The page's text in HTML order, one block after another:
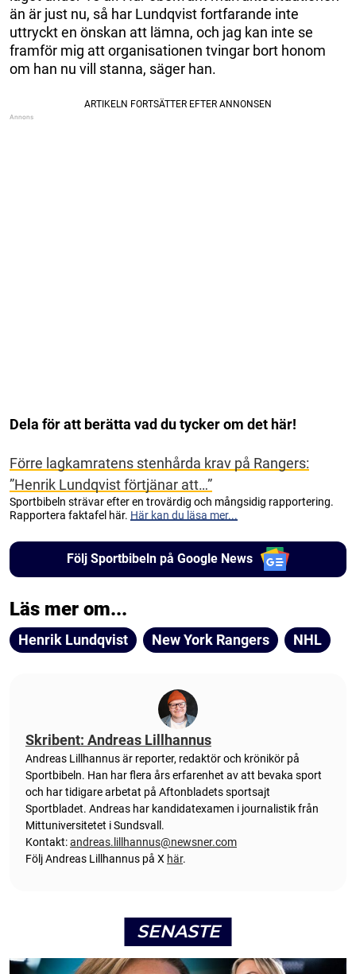
än är just nu, så har Lundqvist fortfarande inte
uttryckt en önskan att lämna, och jag kan inte se
framför mig att organisationen tvingar bort honom
om han nu vill stanna, säger han.
Dela för att berätta vad du tycker om det här!
Förre lagkamratens stenhårda krav på Rangers:
”Henrik Lundqvist förtjänar att…”
Sportbibeln strävar efter en trovärdig och mångsidig rapportering.
Rapportera faktafel här. Här kan du läsa mer...
Följ Sportbibeln på Google News
Läs mer om...
Henrik Lundqvist New York Rangers NHL
Skribent: Andreas Lillhannus
Andreas Lillhannus är reporter, redaktör och krönikör på
Sportbibeln. Han har flera års erfarenhet av att bevaka sport
och har tidigare arbetat på Aftonbladets sportsajt
Sportbladet. Andreas har kandidatexamen i journalistik från
Mittuniversitetet i Sundsvall.
Kontakt:andreas.lillhannus@newsner.com
Följ Andreas Lillhannus på X här.
SENASTE